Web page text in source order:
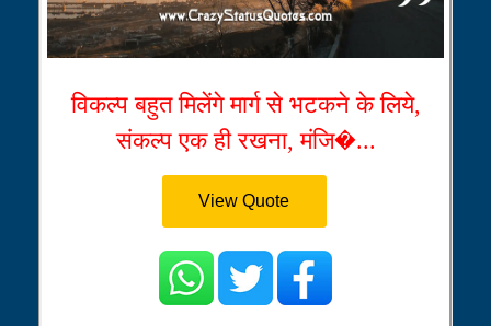
विकल्प बहुत मिलेंगे मार्ग से भटकने के लिये,
संकल्प एक ही रखना, मंजि�...
View Quote